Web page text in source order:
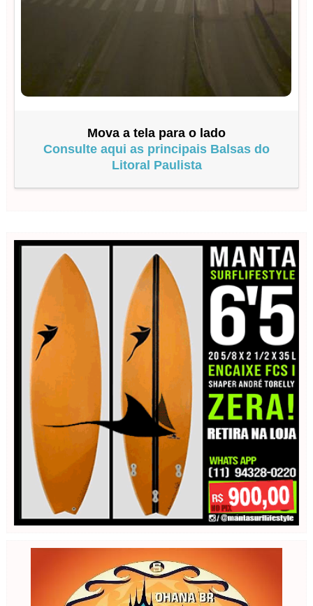
Mova a tela para o lado
Consulte aqui as principais Balsas do
Litoral Paulista